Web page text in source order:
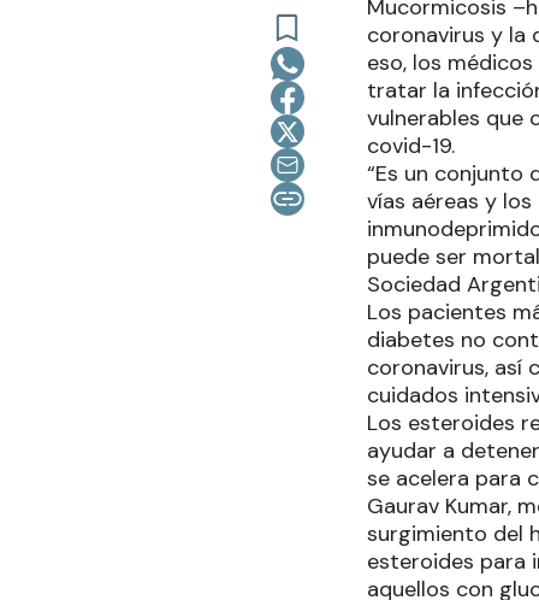
Mucormicosis
coronavirus y la
eso, los
tratar la
vulnerables que
covid-19.
“Es un conjunto
vías aéreas y
puede ser
Sociedad
Los pacientes
diabetes no
coronavirus, así
cuidados
Los esteroides
ayudar a
se acelera para
Gaurav Kumar,
surgimiento del
esteroides para
aquellos con